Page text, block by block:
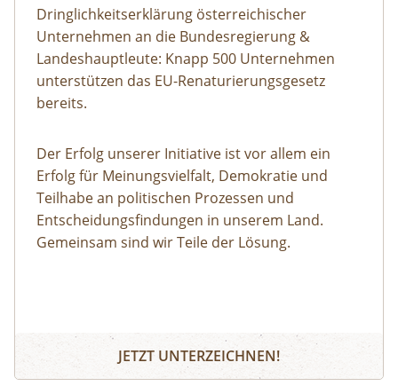
Dringlichkeitserklärung österreichischer
Unternehmen an die Bundesregierung &
Landeshauptleute: Knapp 500 Unternehmen
unterstützen das EU-Renaturierungsgesetz
bereits.
Der Erfolg unserer Initiative ist vor allem ein
Erfolg für Meinungsvielfalt, Demokratie und
Teilhabe an politischen Prozessen und
Entscheidungsfindungen in unserem Land.
Gemeinsam sind wir Teile der Lösung.
JETZT UNTERZEICHNEN!